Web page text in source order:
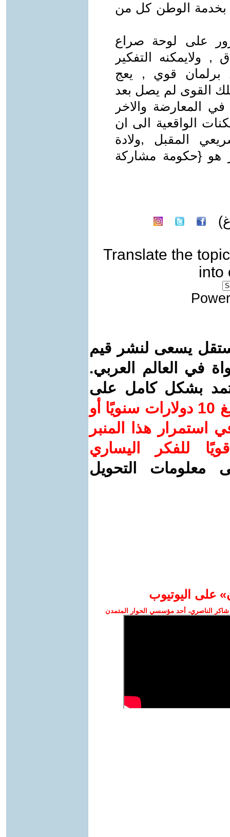
بخدمة الوطن كل من
على لوحة صراع
, ولايمكنه التفكير
برلمان قوي , يعج
القوى لم يصل بعد
المعارضة والاخر
الواقعية الى ان
المقبل ,ولادة
هو {حكومة مشاركة
Translate the topic
into
يسعى لنشر قيم
في العالم العربي.
بشكل كامل على
ساهم/ي معنا! بدعمكم بمبلغ 10 دولارات سنويًا أو
استمرار هذا المنبر
للفكر اليساري
معلومات التحويل
على اليوتيوب
الناصري، أحد مؤسسي الحوار المتمدن